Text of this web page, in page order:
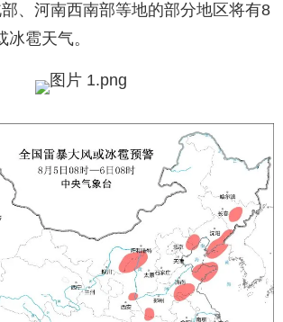
、河南西南部等地的部分地区将有8
雹天气。